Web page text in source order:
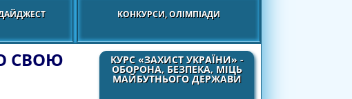
КОНКУРСИ, ОЛІМПІАДИ
КУРС «ЗАХИСТ УКРАЇНИ» -
ОБОРОНА, БЕЗПЕКА, МІЦЬ
МАЙБУТНЬОГО ДЕРЖАВИ
СВОЮ